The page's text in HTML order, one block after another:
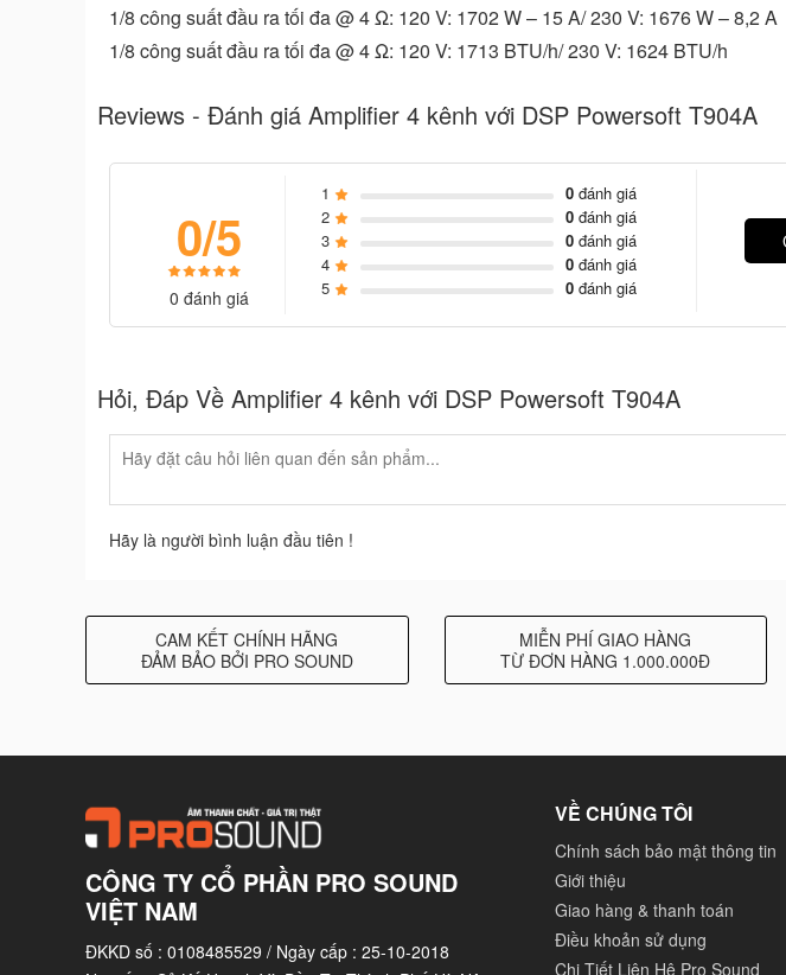
1/8 công suất đầu ra tối đa @ 4 Ω: 120 V: 1702 W – 15 A/ 230 V: 1676 W – 8,2 A
1/8 công suất đầu ra tối đa @ 4 Ω: 120 V: 1713 BTU/h/ 230 V: 1624 BTU/h
Reviews - Đánh giá Amplifier 4 kênh với DSP Powersoft T904A
0/5
0 đánh giá
1 0đánh giá
2
0đánh giá
3
0đánh giá
4
0đánh giá
5
0đánh giá
Hỏi, Đáp Về Amplifier 4 kênh với DSP Powersoft T904A
Hãy là người bình luận đầu tiên !
CAM KẾT CHÍNH HÃNG
ĐẢM BẢO BỞI PRO SOUND
MIỄN PHÍ GIAO HÀNG
TỪ ĐƠN HÀNG 1.000.000Đ
CÔNG TY CỔ PHẦN PRO SOUND
VIỆT NAM
ĐKKD số : 0108485529 / Ngày cấp : 25-10-2018
VỀ CHÚNG TÔI
Chính sách bảo mật thông tin
Giới thiệu
Giao hàng & thanh toán
Điều khoản sử dụng
Chi Tiết Liên Hệ Pro Sound